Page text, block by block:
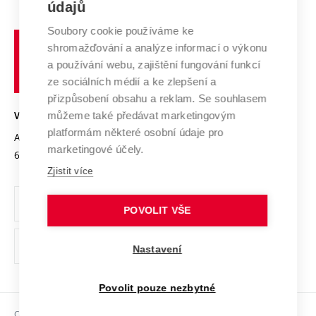
E-přihláška
Systém zajišťování kvality výzkumu
Výzkumné infrastruktury
Transfer znalostí
Open Science
Projekty
Projekty ze strukturálních fondů
Specifický výzkum
Zahraniční spolupráce
Spolupráce se školami
Mezinárodní dohody
Univerzitní sítě
Profil univerzity
Udržitelná univerzita
Podnikavá univerzita / ContriBUTe
Bezpečná univerzita
Vyznamenání
Organizační struktura
Ochrana osobních údajů
odkaz)
učení
technické
Brně
VYSOKÉ UČENÍ TECHNICKÉ V BRNĚ
Antonínská 548/1
602 00 Brno
www.vut.cz
vut@vutbr.cz
údajů
Soubory cookie používáme ke
shromažďování a analýze informací o výkonu
a používání webu, zajištění fungování funkcí
ze sociálních médií a ke zlepšení a
přizpůsobení obsahu a reklam. Se souhlasem
můžeme také předávat marketingovým
platformám některé osobní údaje pro
marketingové účely.
Zjistit více
POVOLIT VŠE
Nastavení
Povolit pouze nezbytné